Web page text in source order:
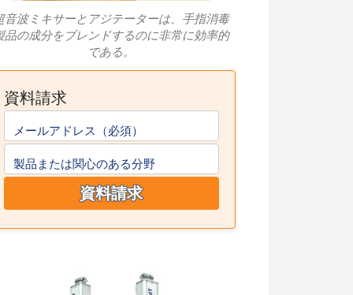
音波ミキサーとアジテーターは、手指消毒
品の成分をブレンドするのに非常に効率的
である。
資料請求
メールアドレス（必須）
製品または関心のある分野
資料請求